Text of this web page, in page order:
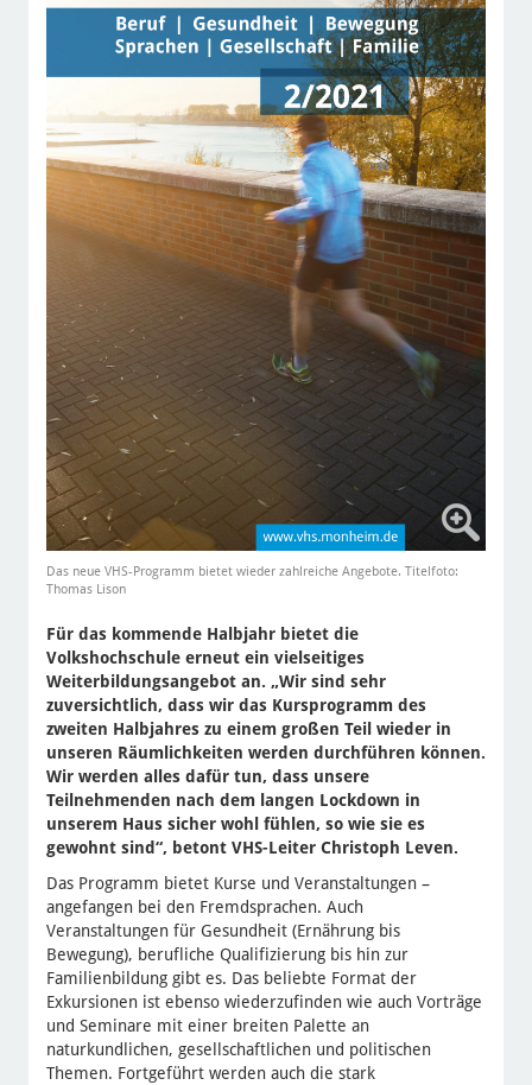
Das neue VHS-Programm bietet wieder zahlreiche Angebote. Titelfoto:
Thomas Lison
Für das kommende Halbjahr bietet die
Volkshochschule erneut ein vielseitiges
Weiterbildungsangebot an. „Wir sind sehr
zuversichtlich, dass wir das Kursprogramm des
zweiten Halbjahres zu einem großen Teil wieder in
unseren Räumlichkeiten werden durchführen können.
Wir werden alles dafür tun, dass unsere
Teilnehmenden nach dem langen Lockdown in
unserem Haus sicher wohl fühlen, so wie sie es
gewohnt sind“, betont VHS-Leiter Christoph Leven.
Das Programm bietet Kurse und Veranstaltungen –
angefangen bei den Fremdsprachen. Auch
Veranstaltungen für Gesundheit (Ernährung bis
Bewegung), berufliche Qualifizierung bis hin zur
Familienbildung gibt es. Das beliebte Format der
Exkursionen ist ebenso wiederzufinden wie auch Vorträge
und Seminare mit einer breiten Palette an
naturkundlichen, gesellschaftlichen und politischen
Themen. Fortgeführt werden auch die stark